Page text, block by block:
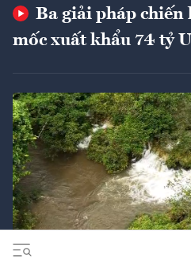
Ba giải pháp chiến
mốc xuất khẩu 74 tỷ